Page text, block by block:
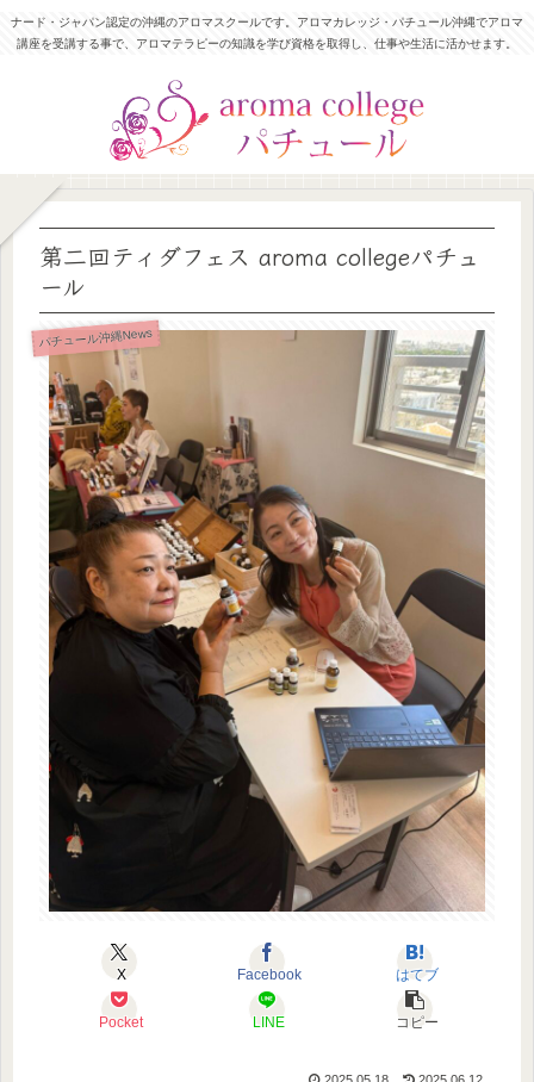
ナード・ジャパン認定の沖縄のアロマスクールです。アロマカレッジ・パチュール沖縄でアロマ
講座を受講する事で、アロマテラピーの知識を学び資格を取得し、仕事や生活に活かせます。
第二回ティダフェス aroma collegeパチュ
ール
パチュール沖縄News
X Facebook はてブ
Pocket LINE コピー